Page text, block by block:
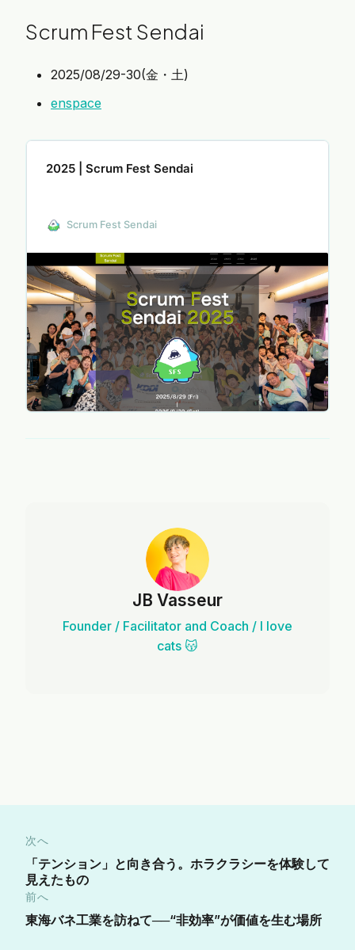
Scrum Fest Sendai
2025/08/29-30(金・土)
enspace
2025 | Scrum Fest Sendai
Scrum Fest Sendai
JB Vasseur
Founder / Facilitator and Coach / I love
cats 😽
次へ
「テンション」と向き合う。ホラクラシーを体験して
見えたもの
前へ
東海バネ工業を訪ねて──“非効率”が価値を生む場所